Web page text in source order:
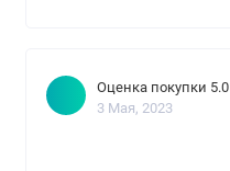
Оценка покупки 5.0
3 Мая, 2023